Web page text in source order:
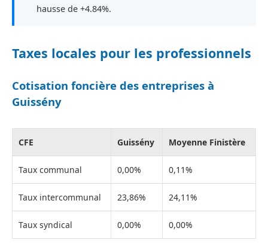
hausse de +4.84%.
Taxes locales pour les professionnels
Cotisation foncière des entreprises à
Guissény
CFE Guissény Moyenne Finistère
Taux communal 0,00% 0,11%
Taux intercommunal 23,86% 24,11%
Taux syndical 0,00% 0,00%